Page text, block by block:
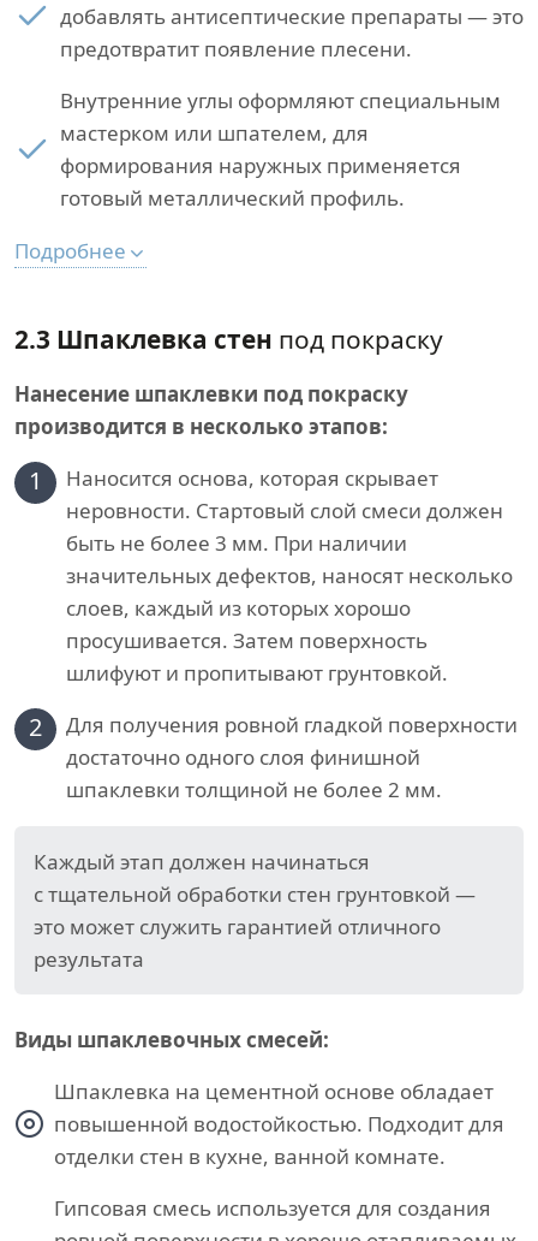
добавлять антисептические препараты — это
предотвратит появление плесени.
Внутренние углы оформляют специальным
мастерком или шпателем, для
формирования наружных применяется
готовый металлический профиль.
Подробнее
2.3 Шпаклевка стен под покраску
Нанесение шпаклевки под покраску
производится в несколько этапов:
1
Наносится основа, которая скрывает
неровности. Стартовый слой смеси должен
быть не более 3 мм. При наличии
значительных дефектов, наносят несколько
слоев, каждый из которых хорошо
просушивается. Затем поверхность
шлифуют и пропитывают грунтовкой.
2
Для получения ровной гладкой поверхности
достаточно одного слоя финишной
шпаклевки толщиной не более 2 мм.
Каждый этап должен начинаться
с тщательной обработки стен грунтовкой —
это может служить гарантией отличного
результата
Виды шпаклевочных смесей:
Шпаклевка на цементной основе обладает
повышенной водостойкостью. Подходит для
отделки стен в кухне, ванной комнате.
Гипсовая смесь используется для создания